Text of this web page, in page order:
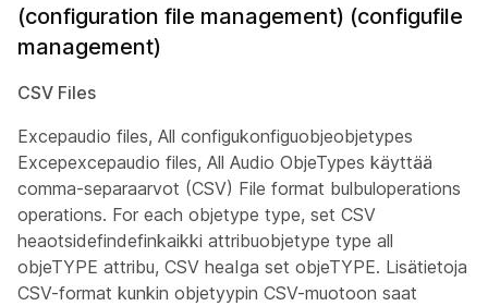
(configuration file management) (configufile
management)
CSV Files
Excepaudio files, All configukonfiguobjeobjetypes
Excepexcepaudio files, All Audio ObjeTypes käyttää
comma-separaarvot (CSV) File format bulbuloperations
operations. For each objetype type, set CSV
heaotsidefindefinkaikki attribuobjetype type all
objeTYPE attribu, CSV heaIga set objeTYPE. Lisätietoja
CSV-format kunkin objetyypin CSV-muotoon saat